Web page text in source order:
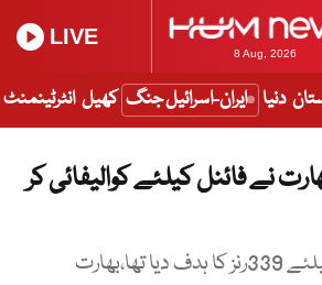
8 Aug, 2026
LIVE
دنیا ایران-اسرائیل جنگ کھیل انٹرٹینمنٹ
نے فائنل کیلئے کوالیفائی کر
آسٹریلیا نے جیت کیلئے 339رنز کا ہدف دیا تھا،بھارت